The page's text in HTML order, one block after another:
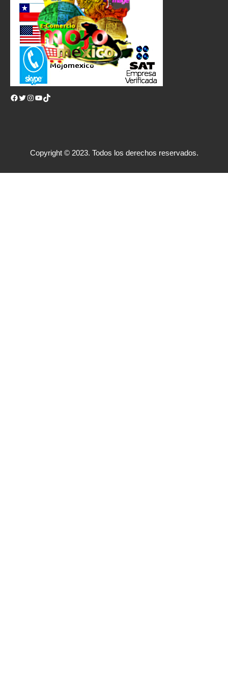
Facebook Twitter Instagram YouTube TikTok
Copyright © 2023. Todos los derechos reservados.